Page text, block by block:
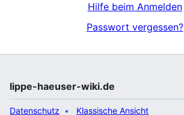
Hilfe beim Anmelden
Passwort vergessen?
lippe-haeuser-wiki.de
Datenschutz Klassische Ansicht